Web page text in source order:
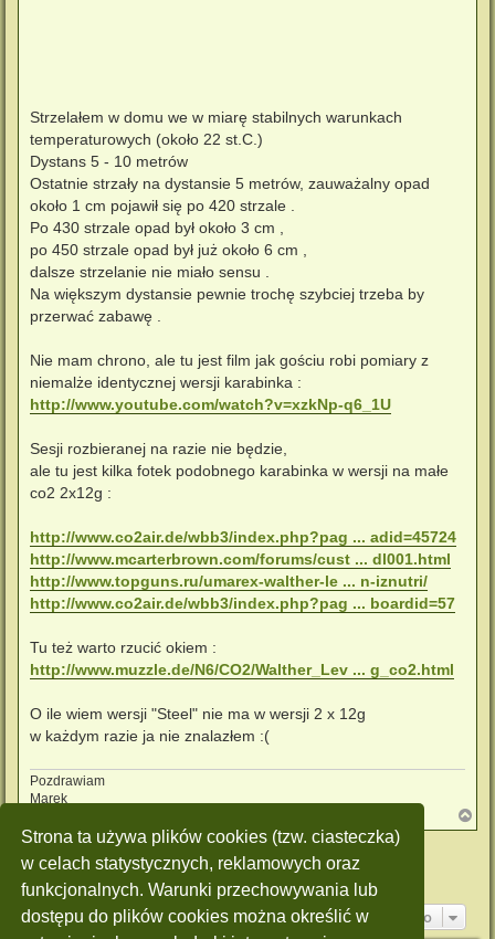
Strona ta używa plików cookies (tzw. ciasteczka)
w celach statystycznych, reklamowych oraz
funkcjonalnych. Warunki przechowywania lub
dostępu do plików cookies można określić w
Strzelałem w domu we w miarę stabilnych warunkach
temperaturowych (około 22 st.C.)
Dystans 5 - 10 metrów
Ostatnie strzały na dystansie 5 metrów, zauważalny opad
około 1 cm pojawił się po 420 strzale .
Po 430 strzale opad był około 3 cm ,
po 450 strzale opad był już około 6 cm ,
dalsze strzelanie nie miało sensu .
Na większym dystansie pewnie trochę szybciej trzeba by
przerwać zabawę .
Nie mam chrono, ale tu jest film jak gościu robi pomiary z
niemalże identycznej wersji karabinka :
http://www.youtube.com/watch?v=xzkNp-q6_1U
Sesji rozbieranej na razie nie będzie,
ale tu jest kilka fotek podobnego karabinka w wersji na małe
co2 2x12g :
http://www.co2air.de/wbb3/index.php?pag ... adid=45724
http://www.mcarterbrown.com/forums/cust ... dl001.html
http://www.topguns.ru/umarex-walther-le ... n-iznutri/
http://www.co2air.de/wbb3/index.php?pag ... boardid=57
Tu też warto rzucić okiem :
http://www.muzzle.de/N6/CO2/Walther_Lev ... g_co2.html
O ile wiem wersji "Steel" nie ma w wersji 2 x 12g
w każdym razie ja nie znalazłem :(
Pozdrawiam
Marek
a
ODPOWIEDZ
Przejdź do